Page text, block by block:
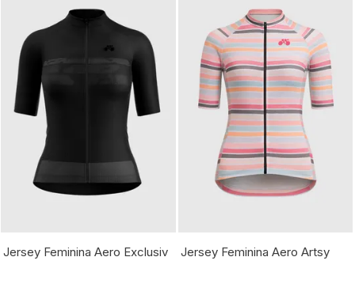
Jersey Feminina Aero Exclusiv Jersey Feminina Aero Artsy